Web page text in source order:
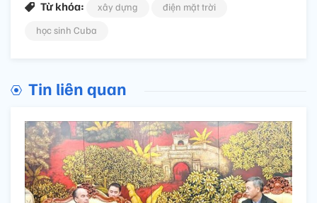
Từ khóa: xây dựng
điện mặt trời
học sinh Cuba
Tin liên quan